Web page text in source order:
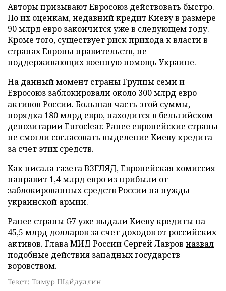
Авторы призывают Евросоюз действовать быстро.
По их оценкам, недавний кредит Киеву в размере
90 млрд евро закончится уже в следующем году.
Кроме того, существует риск прихода к власти в
странах Европы правительств, не
поддерживающих военную помощь Украине.
На данный момент страны Группы семи и
Евросоюз заблокировали около 300 млрд евро
активов России. Большая часть этой суммы,
порядка 180 млрд евро, находится в бельгийском
депозитарии Euroclear. Ранее европейские страны
не смогли согласовать выделение Киеву кредита
за счет этих средств.
Как писала газета ВЗГЛЯД, Европейская комиссия
направит 1,4 млрд евро из прибыли от
заблокированных средств России на нужды
украинской армии.
Ранее страны G7 уже выдалиКиеву кредиты на
45,5 млрд долларов за счет доходов от российских
активов. Глава МИД России Сергей Лавров назвал
подобные действия западных государств
воровством.
Текст: Тимур Шайдуллин